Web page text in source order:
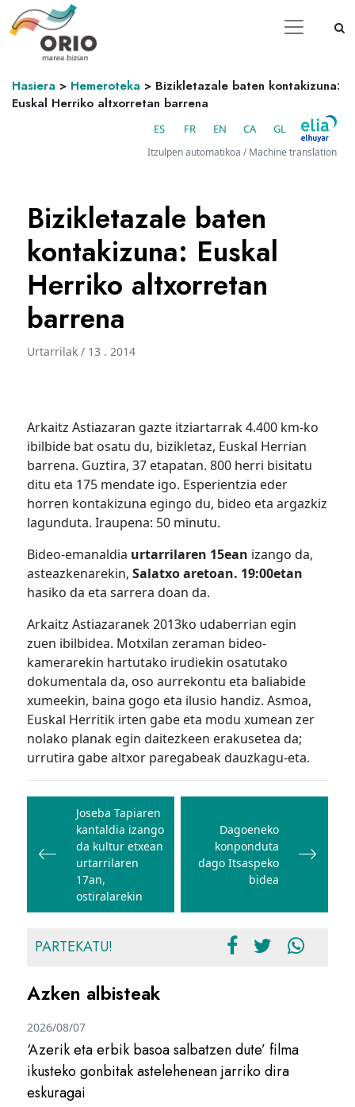
Hasiera > Hemeroteka > Bizikletazale baten kontakizuna:
Euskal Herriko altxorretan barrena
ES FR EN CA GL
Itzulpen automatikoa / Machine translation
Bizikletazale baten
kontakizuna: Euskal
Herriko altxorretan
barrena
Urtarrilak / 13 . 2014
Arkaitz Astiazaran gazte itziartarrak 4.400 km-ko
ibilbide bat osatu du, bizikletaz, Euskal Herrian
barrena. Guztira, 37 etapatan. 800 herri bisitatu
ditu eta 175 mendate igo. Esperientzia eder
horren kontakizuna egingo du, bideo eta argazkiz
lagunduta. Iraupena: 50 minutu.
Bideo-emanaldia urtarrilaren 15ean izango da,
asteazkenarekin,Salatxo aretoan. 19:00etan
hasiko da eta sarrera doan da.
Arkaitz Astiazaranek 2013ko udaberrian egin
zuen ibilbidea. Motxilan zeraman bideo-
kamerarekin hartutako irudiekin osatutako
dokumentala da, oso aurrekontu eta baliabide
xumeekin, baina gogo eta ilusio handiz. Asmoa,
Euskal Herritik irten gabe eta modu xumean zer
nolako planak egin daitezkeen erakusetea da;
urrutira gabe altxor paregabeak dauzkagu-eta.
Bidalketetan
zehar
nabigatu
Joseba Tapiaren
kantaldia izango
da kultur etxean
urtarrilaren
17an,
ostiralarekin
Dagoeneko
konponduta
dago Itsaspeko
bidea
PARTEKATU!
Azken albisteak
‘Azerik eta erbik basoa salbatzen dute’ filma
ikusteko gonbitak astelehenean jarriko dira
eskuragai
2026/08/07